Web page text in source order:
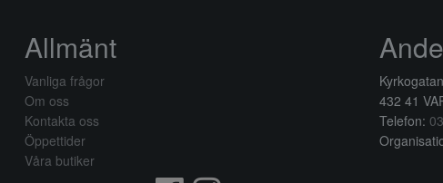
Allmänt
Vanliga frågor
Om oss
Kontakta oss
Öppettider
Våra butiker
432 41
Telefon: